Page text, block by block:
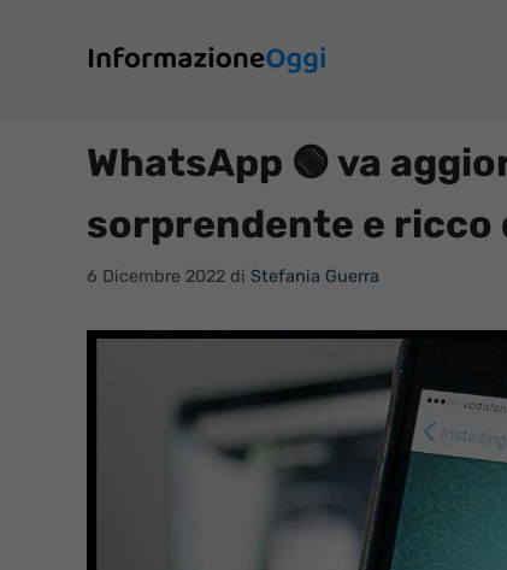
contenuto
WhatsApp 🟢 va
sorprendente e ricco
6 Dicembre 2022 di Stefania Guerra